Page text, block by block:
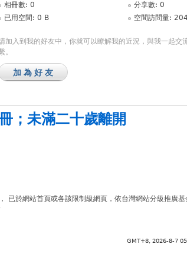
相冊數: 0
分享數: 0
已用空間: 0 B
空間訪問量: 204
加入到我的好友中，你就可以瞭解我的近況，與我一起交
。
加為好友
； 未滿二十歲離開
於網站首頁或各該限制級網頁，依台灣網站分級推廣基
GMT+8, 2026-8-7